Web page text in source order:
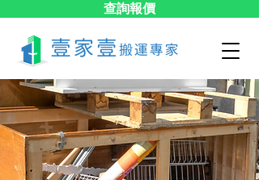
查詢報價